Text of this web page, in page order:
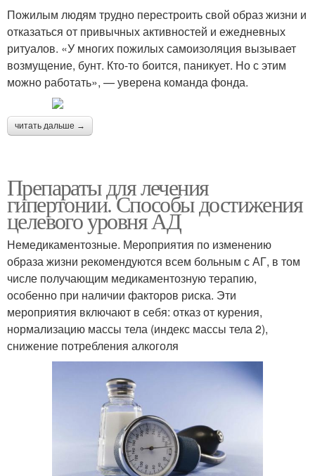
Пожилым людям трудно перестроить свой образ жизни и
отказаться от привычных активностей и ежедневных
ритуалов. «У многих пожилых самоизоляция вызывает
возмущение, бунт. Кто-то боится, паникует. Но с этим
можно работать», — уверена команда фонда.
читать дальше →
Препараты для лечения
гипертонии. Способы достижения
целевого уровня АД
Немедикаментозные. Мероприятия по изменению
образа жизни рекомендуются всем больным с АГ, в том
числе получающим медикаментозную терапию,
особенно при наличии факторов риска. Эти
мероприятия включают в себя: отказ от курения,
нормализацию массы тела (индекс массы тела 2),
снижение потребления алкоголя